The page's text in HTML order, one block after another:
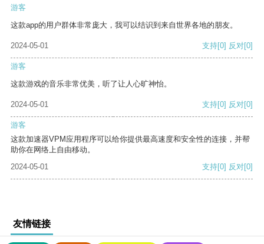
游客
这款app的用户群体非常庞大，我可以结识到来自世界各地的朋友。
2024-05-01 支持[0] 反对[0]
游客
这款游戏的音乐非常优美，听了让人心旷神怡。
2024-05-01 支持[0] 反对[0]
游客
这款加速器VPM应用程序可以给你提供最高速度和安全性的连接，并帮
助你在网络上自由移动。
2024-05-01
支持[0] 反对[0]
友情链接